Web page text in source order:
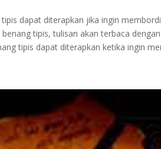
dapat diterapkan jika ingin
tipis, tulisan akan terbaca
tipis dapat diterapkan ketika ingin